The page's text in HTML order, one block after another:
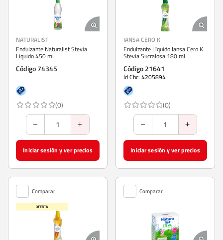
NATURALIST
Endulzante Naturalist Stevia
Liquido 450 ml
Código 74345
(0)
Iniciar sesión y ver precios
IANSA CERO K
Endulzante Líquido Iansa Cero K
Stevia Sucralosa 180 ml
Código 21641
Id Chc: 4205894
(0)
Iniciar sesión y ver precios
Comparar Comparar